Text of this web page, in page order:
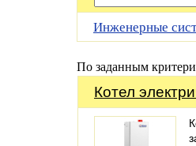
Инженерные
По заданным
Котел